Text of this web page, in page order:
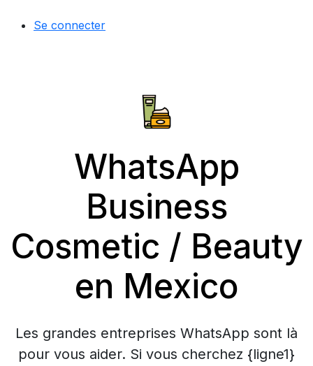
Se connecter
WhatsApp
Business
Cosmetic / Beauty
en Mexico
Les grandes entreprises WhatsApp sont là
pour vous aider. Si vous cherchez {ligne1}